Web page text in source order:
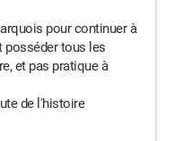
pour continuer à
posséder tous les
et pas pratique à
de l'histoire